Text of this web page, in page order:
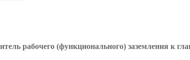
рабочего (функционального) заземления к